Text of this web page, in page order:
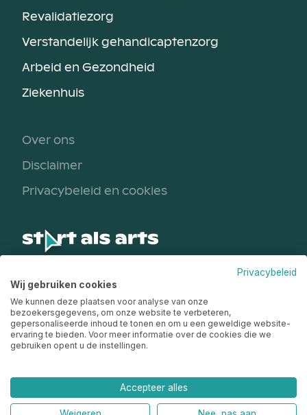
Revalidatiezorg
Verstandelijk gehandicaptenzorg
Arbeid en Gezondheid
Ziekenhuis
Een initiatief van
Over ons
Disclaimer
Privacybeleid en cookies
Privacybeleid
Wij gebruiken cookies
We kunnen deze plaatsen voor analyse van onze
bezoekersgegevens, om onze website te verbeteren,
gepersonaliseerde inhoud te tonen en om u een geweldige website-
ervaring te bieden. Voor meer informatie over de cookies die we
gebruiken opent u de instellingen.
Accepteer alles